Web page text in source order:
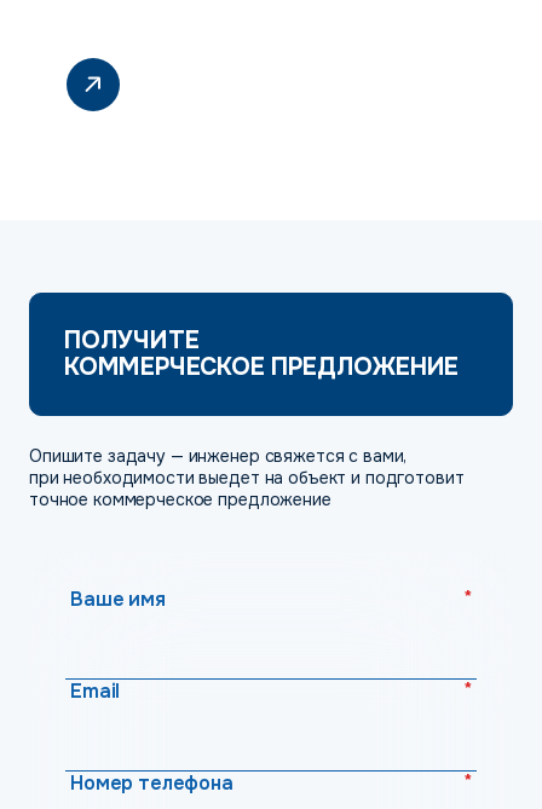
ПОЛУЧИТЕ
КОММЕРЧЕСКОЕ ПРЕДЛОЖЕНИЕ
Опишите задачу — инженер свяжется с вами,
при необходимости выедет на объект и подготовит
точное коммерческое предложение
Ваше имя *
Email *
Номер телефона *